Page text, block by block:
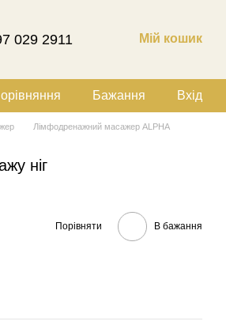
029 2911 Мій кошик
Бажання Вхід
Лімфодренажний масажер ALPHA
ніг
Порівняти В бажання